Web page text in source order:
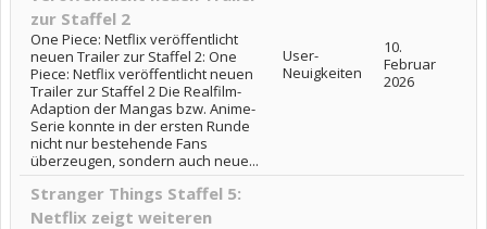
zur Staffel 2
One Piece: Netflix veröffentlicht
neuen Trailer zur Staffel 2: One
Piece: Netflix veröffentlicht neuen
Trailer zur Staffel 2 Die Realfilm-
Adaption der Mangas bzw. Anime-
Serie konnte in der ersten Runde
nicht nur bestehende Fans
überzeugen, sondern auch neue...
User-
Neuigkeiten
10.
Februar
2026
Stranger Things Staffel 5:
Netflix zeigt weiteren